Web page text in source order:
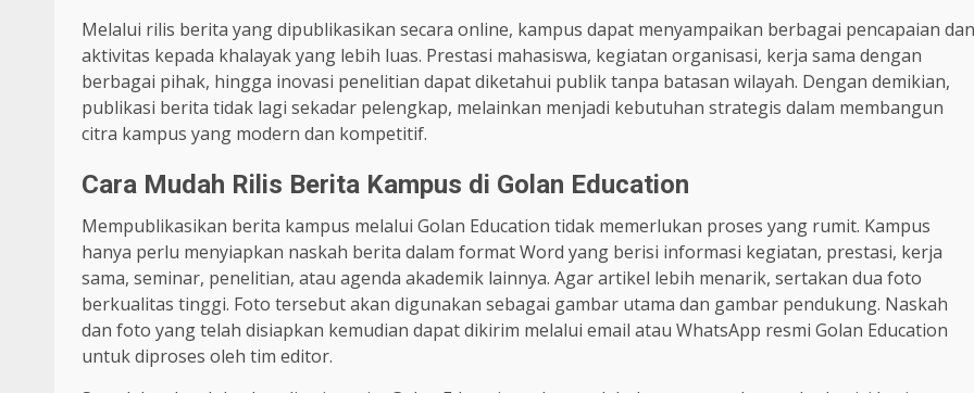
Melalui rilis berita yang dipublikasikan secara online, kampus dapat menyampaikan berbagai pencapaian dan
aktivitas kepada khalayak yang lebih luas. Prestasi mahasiswa, kegiatan organisasi, kerja sama dengan
berbagai pihak, hingga inovasi penelitian dapat diketahui publik tanpa batasan wilayah. Dengan demikian,
publikasi berita tidak lagi sekadar pelengkap, melainkan menjadi kebutuhan strategis dalam membangun
citra kampus yang modern dan kompetitif.
Cara Mudah Rilis Berita Kampus di Golan Education
Mempublikasikan berita kampus melalui Golan Education tidak memerlukan proses yang rumit. Kampus
hanya perlu menyiapkan naskah berita dalam format Word yang berisi informasi kegiatan, prestasi, kerja
sama, seminar, penelitian, atau agenda akademik lainnya. Agar artikel lebih menarik, sertakan dua foto
berkualitas tinggi. Foto tersebut akan digunakan sebagai gambar utama dan gambar pendukung. Naskah
dan foto yang telah disiapkan kemudian dapat dikirim melalui email atau WhatsApp resmi Golan Education
untuk diproses oleh tim editor.